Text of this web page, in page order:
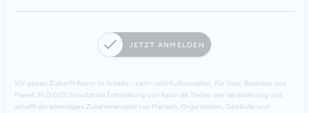
JETZT ANMELDEN
Wir geben Zukunft Raum. In Arbeits-, Lern- und Kulturwelten. Für User, Business und
Planet. M.O.O.CON nutzt die Entwicklung von Raum als Treiber der Veränderung und
schafft ein lebendiges Zusammenspiel von Mensch, Organisation, Gebäude und